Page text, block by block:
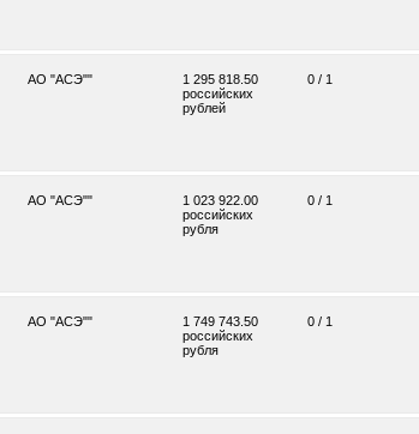
АО "АСЭ""
1 295 818.50
российских
рублей
0 / 1
АО "АСЭ""
1 023 922.00
российских
рубля
0 / 1
АО "АСЭ""
1 749 743.50
российских
рубля
0 / 1